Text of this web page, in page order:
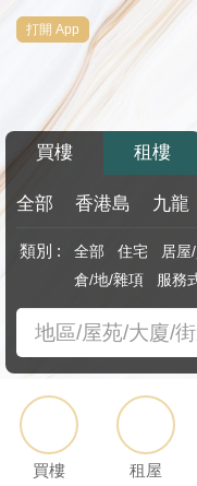
代
理
搵
樓/
交
業
主
盤
宅
谷
打開 App
買樓 租樓
全部 香港島 九龍
類別 : 全部 住宅 居屋
倉/地/雜項
服務
買樓 租屋